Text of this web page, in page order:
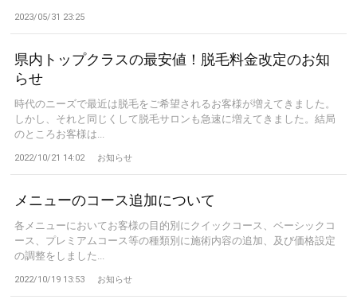
2023/05/31 23:25
県内トップクラスの最安値！脱毛料金改定のお知
らせ
時代のニーズで最近は脱毛をご希望されるお客様が増えてきました。
しかし、それと同じくして脱毛サロンも急速に増えてきました。結局
のところお客様は...
2022/10/21 14:02 お知らせ
メニューのコース追加について
各メニューにおいてお客様の目的別にクイックコース、ベーシックコ
ース、プレミアムコース等の種類別に施術内容の追加、及び価格設定
の調整をしました...
2022/10/19 13:53 お知らせ